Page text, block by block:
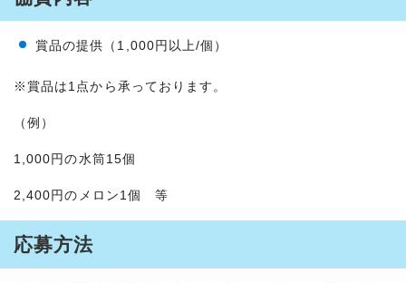
賞品の提供（1,000円以上/個）
※賞品は1点から承っております。
（例）
1,000円の水筒15個
2,400円のメロン1個 等
応募方法